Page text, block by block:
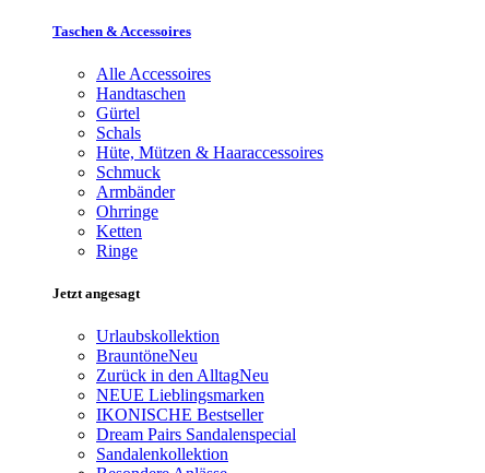
Taschen & Accessoires
Alle Accessoires
Handtaschen
Gürtel
Schals
Hüte, Mützen & Haaraccessoires
Schmuck
Armbänder
Ohrringe
Ketten
Ringe
Jetzt angesagt
Urlaubskollektion
BrauntöneNeu
Zurück in den AlltagNeu
NEUE Lieblingsmarken
IKONISCHE Bestseller
Dream Pairs Sandalenspecial
Sandalenkollektion